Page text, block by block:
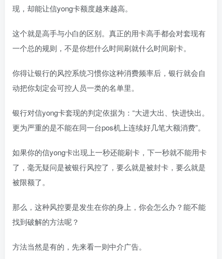
现，却能让信yong卡额度越来越高。
这个就是高手与小白的区别。真正的用卡高手都会对套现有
一个总的规则，不是你想什么时间刷就什么时间刷卡。
你得让银行的风控系统习惯你这种消费频率后，银行就会自
动把你划定会可控人员一类的名单里。
银行对信yong卡套现的判定依据为：“大进大出、快进快出。
更为严重的是不能在同一台pos机上连续好几笔大额消费”。
如果你的信yong卡出现上一秒还能刷卡，下一秒就不能用卡
了，毫无疑问是被银行风控了，要么就是被封卡，要么就是
被限额了。
那么，这种风控要是发生在你的身上，你会怎么办？能不能
找到破解的方法呢？
方法当然是有的，先来看一则中介广告。